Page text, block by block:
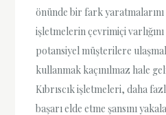
önünde bir fark
işletmelerin çevrimiçi
potansiyel müşterilere
kullanmak kaçınılmaz hale
Kıbrıscık işletmeleri, daha
başarı elde etme şansını